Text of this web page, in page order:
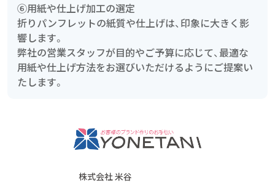
⑥用紙や仕上げ加工の選定
折りパンフレットの紙質や仕上げは、印象に大きく影
響します。
弊社の営業スタッフが目的やご予算に応じて、最適な
用紙や仕上げ方法をお選びいただけるようにご提案い
たします。
株式会社 米谷